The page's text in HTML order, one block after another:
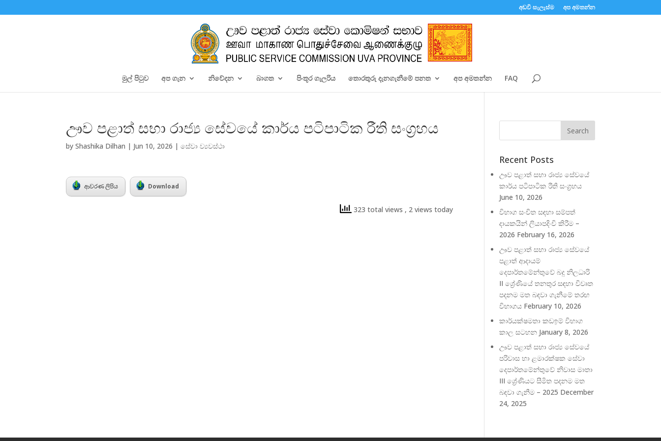
අඩවි සැලැස්ම අප අමතන්න
මුල් පිටුව අප ගැන නිවේදන බාගත පිංතූර ගැලරිය තොරතුරු දැනගැනීමේ පනත අප අමතන්න FAQ
ඌව පළාත් සභා රාජ්‍ය සේවයේ කාර්ය පටිපාටික රීති සංග්‍රහය
byShashika Dilhan | Jun 10, 2026 |සේවා ව්‍යවස්ථා
ආවරණ ලිපිය Download
323 total views , 2 views today
Recent Posts
ඌව පළාත් සභා රාජ්‍ය සේවයේ
කාර්ය පටිපාටික රීති සංග්‍රහය
June 10, 2026
විභාග සංචිත සඳහා සම්පත්
දායකයින් ලියාපදිංචි කිරීම –
2026 February 16, 2026
ඌව පළාත් සභා රාජ්‍ය ‍සේවයේ
පළාත් ආදායම්
දෙපාර්තමේන්තුවේ බදු නිලධාරි
II ශ්‍රේණියේ තනතුර සඳහා විවෘත
පදනම මත බඳවා ගැනීමේ තරඟ
විභාගය February 10, 2026
කාර්යක්ෂමතා කඩඉම් විභාග
කාල සටහන January 8, 2026
ඌව පළාත් සභා රාජ්‍ය සේවයේ
පරිවාස හා ළමාරක්ෂක සේවා
දෙපාර්තමේන්තුවේ නිවාස මාතා
III ශ්‍රේණියට සීමිත පදනම මත
බඳවා ගැනීම – 2025 December
24, 2025